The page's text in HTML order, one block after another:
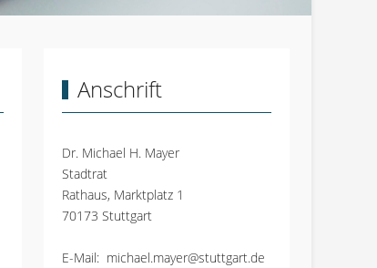
Anschrift
Dr. Michael H. Mayer
Stadtrat
Rathaus, Marktplatz 1
70173 Stuttgart
E-Mail: michael.mayer@stuttgart.de